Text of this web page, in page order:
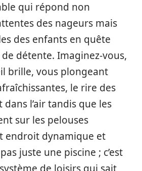
qui répond non
des nageurs mais
des enfants en quête
de détente. Imaginez-vous,
brille, vous plongeant
le rire des
dans l’air tandis que les
sur les pelouses
endroit dynamique et
juste une piscine ; c’est